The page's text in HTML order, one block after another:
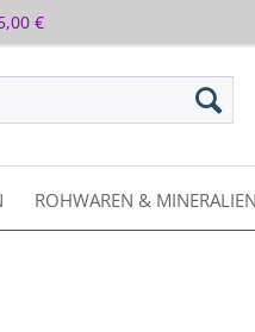
€
ROHWAREN & MINERALIEN